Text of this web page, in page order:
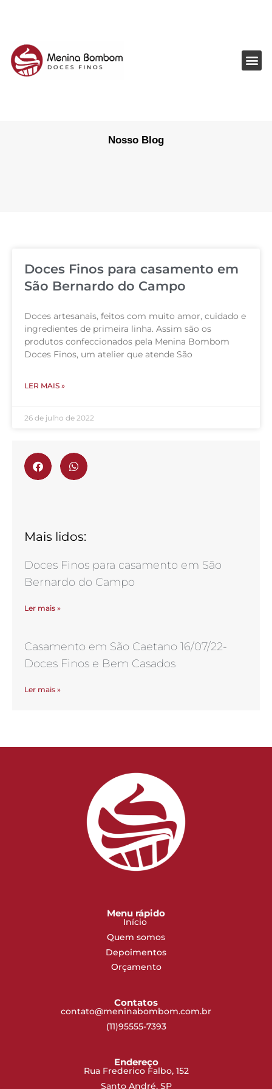
conteúdo
Nosso Blog
Doces Finos para casamento em
São Bernardo do Campo
Doces artesanais, feitos com muito amor, cuidado e
ingredientes de primeira linha. Assim são os
produtos confeccionados pela Menina Bombom
Doces Finos, um atelier que atende São
LER MAIS »
26 de julho de 2022
Mais lidos:
Doces Finos para casamento em São
Bernardo do Campo
Ler mais »
Casamento em São Caetano 16/07/22-
Doces Finos e Bem Casados
Ler mais »
Menu rápido
Início
Quem somos
Depoimentos
Orçamento
Contatos
contato@meninabombom.com.br
(11)95555-7393
Endereço
Rua Frederico Falbo, 152
Santo André, SP